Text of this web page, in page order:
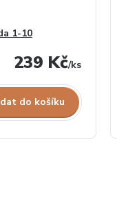
1-10
239 Kč/ks
do košíku